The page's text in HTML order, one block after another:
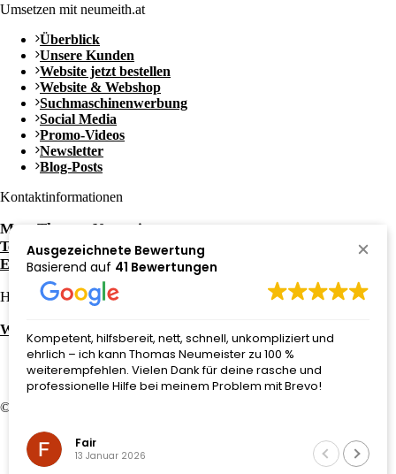
Umsetzen mit neumeith.at
Überblick
Unsere Kunden
Website jetzt bestellen
Website & Webshop
Suchmaschinenwerbung
Social Media
Promo-Videos
Newsletter
Blog-Posts
Kontaktinformationen
Mag. Thomas Neumeister
Tel.: +43 650 / 3052081
E-Mail: office@neumeith.at
Häufige Fragen zu:
Website kaufen in Graz
© 2026 Website von
Impressum
Datenschutzerklärung
Ausgezeichnete Bewertung
Basierend auf 41 Bewertungen
Kompetent, hilfsbereit, nett, schnell, unkompliziert und
ehrlich – ich kann Thomas Neumeister zu 100 %
weiterempfehlen. Vielen Dank für deine rasche und
professionelle Hilfe bei meinem Problem mit Brevo!
Fair
13 Januar 2026